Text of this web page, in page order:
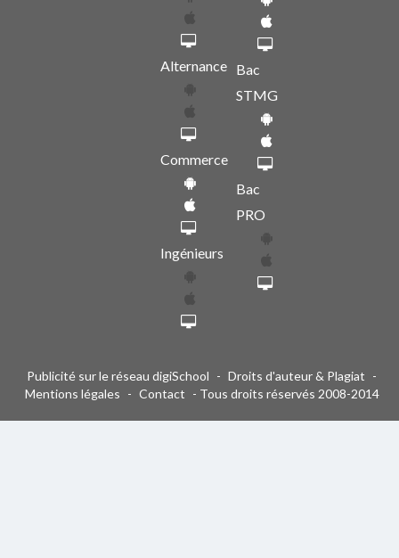
Alternance
Commerce
Ingénieurs
Bac
STMG
Bac
PRO
Publicité sur le réseau digiSchool - Droits d'auteur & Plagiat -
Mentions légales - Contact - Tous droits réservés 2008-2014